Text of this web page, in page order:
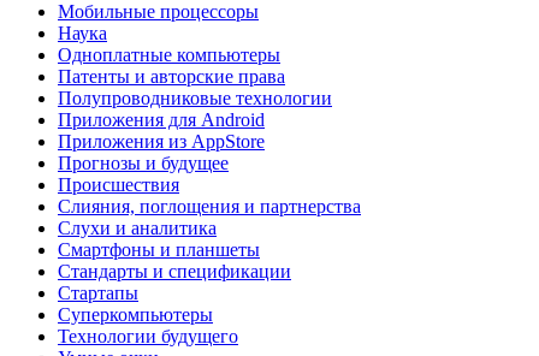
Мобильные процессоры
Наука
Одноплатные компьютеры
Патенты и авторские права
Полупроводниковые технологии
Приложения для Android
Приложения из AppStore
Прогнозы и будущее
Происшествия
Слияния, поглощения и партнерства
Слухи и аналитика
Смартфоны и планшеты
Стандарты и спецификации
Стартапы
Суперкомпьютеры
Технологии будущего